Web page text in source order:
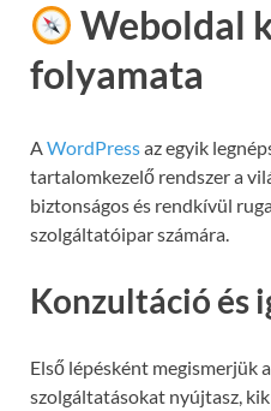
Weboldal
folyamata
AWordPressaz egyik
tartalomkezelő rendszer a
biztonságos és rendkívül
szolgáltatóipar számára.
Konzultáció és
Első lépésként megismerjük
szolgáltatásokat nyújtasz,